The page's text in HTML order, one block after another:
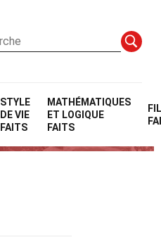
STYLE
DE VIE
FAITS
MATHÉMATIQUES
ET LOGIQUE
FAITS